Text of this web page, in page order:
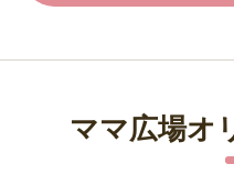
ママ広場オ